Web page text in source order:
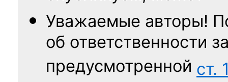
Уважаемые авторы!
об ответственности
предусмотренной ст.